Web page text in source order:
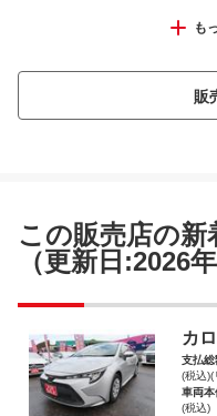
Ｍ・
カ
も
販
この販売店の新
（更新日:2026
カ
支払総
(税込)(
車両本
(税込)